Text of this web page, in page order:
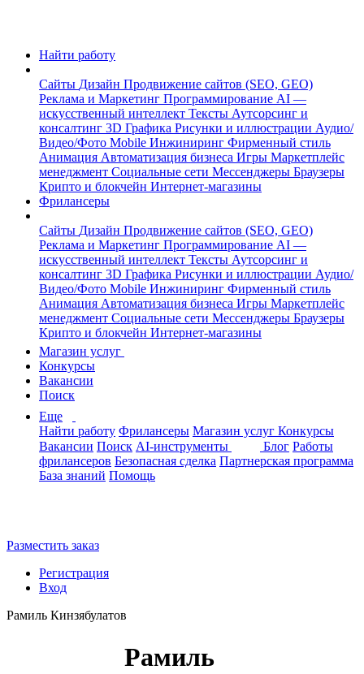
Найти работу
Сайты Дизайн Продвижение сайтов (SEO, GEO)
Реклама и Маркетинг Программирование AI —
искусственный интеллект Тексты Аутсорсинг и
консалтинг 3D Графика Рисунки и иллюстрации Аудио/
Видео/Фото Mobile Инжиниринг Фирменный стиль
Анимация Автоматизация бизнеса Игры Маркетплейс
менеджмент Социальные сети Мессенджеры Браузеры
Крипто и блокчейн Интернет-магазины
Фрилансеры
Сайты Дизайн Продвижение сайтов (SEO, GEO)
Реклама и Маркетинг Программирование AI —
искусственный интеллект Тексты Аутсорсинг и
консалтинг 3D Графика Рисунки и иллюстрации Аудио/
Видео/Фото Mobile Инжиниринг Фирменный стиль
Анимация Автоматизация бизнеса Игры Маркетплейс
менеджмент Социальные сети Мессенджеры Браузеры
Крипто и блокчейн Интернет-магазины
Магазин услуг
Конкурсы
Вакансии
Поиск
Еще
Найти работу Фрилансеры Магазин услуг Конкурсы
Вакансии Поиск AI-инструменты Блог Работы
фрилансеров Безопасная сделка Партнерская программа
База знаний Помощь
Разместить заказ
Регистрация
Вход
Рамиль Кинзябулатов
Рамиль